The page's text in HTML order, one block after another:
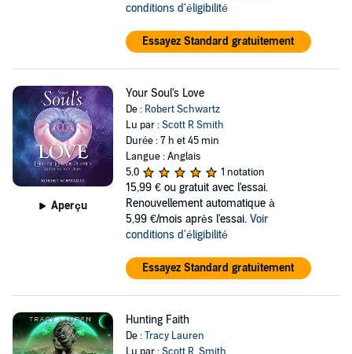
conditions d'éligibilité
Essayez Standard gratuitement
Aperçu
Your Soul's Love
De : Robert Schwartz
Lu par :Scott R Smith
Durée : 7 h et 45 min
Langue : Anglais
5,0
1 notation
15,99 € ou gratuit avec l'essai.
Renouvellement automatique à
5,99 €/mois après l'essai. Voir
conditions d'éligibilité
Essayez Standard gratuitement
Hunting Faith
De :Tracy Lauren